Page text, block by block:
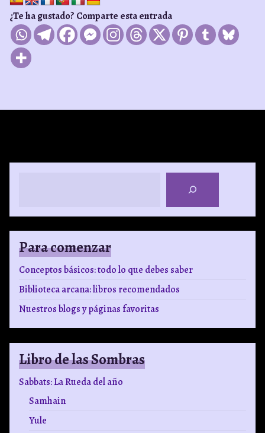
¿Te ha gustado? Comparte esta entrada
Para comenzar
Conceptos básicos: todo lo que debes saber
Biblioteca arcana: libros recomendados
Nuestros blogs y páginas favoritas
Libro de las Sombras
Sabbats: La Rueda del año
Samhain
Yule